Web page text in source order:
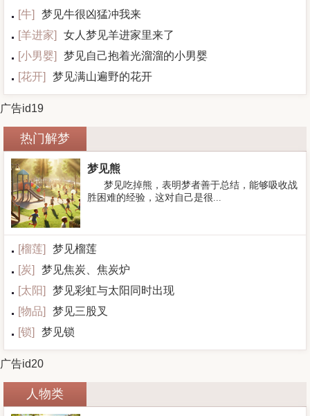
[牛]
梦见牛很凶猛冲我来
[羊进家]
女人梦见羊进家里来了
[小男婴]
梦见自己抱着光溜溜的小男婴
[花开] 梦见满山遍野的花开
广告id19
热门解梦
梦见熊
梦见吃掉熊，表明梦者善于总结，能够吸收战
胜困难的经验，这对自己是很...
[榴莲]
梦见榴莲
[炭]
梦见焦炭、焦炭炉
[太阳]
梦见彩虹与太阳同时出现
[物品]
梦见三股叉
[锁] 梦见锁
广告id20
人物类